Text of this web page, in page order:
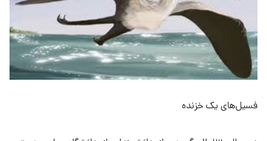
فسیل‌های یک خزنده